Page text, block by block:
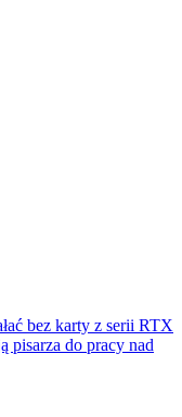
bez karty z serii RTX
pisarza do pracy nad